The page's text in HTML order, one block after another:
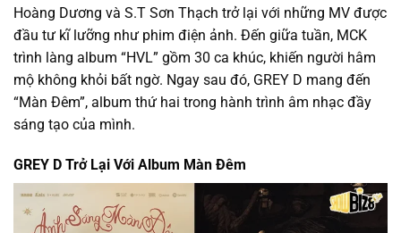
Hoàng Dương và S.T Sơn Thạch trở lại với những MV được
đầu tư kĩ lưỡng như phim điện ảnh. Đến giữa tuần, MCK
trình làng album “HVL” gồm 30 ca khúc, khiến người hâm
mộ không khỏi bất ngờ. Ngay sau đó, GREY D mang đến
“Màn Đêm”, album thứ hai trong hành trình âm nhạc đầy
sáng tạo của mình.
GREY D Trở Lại Với Album Màn Đêm